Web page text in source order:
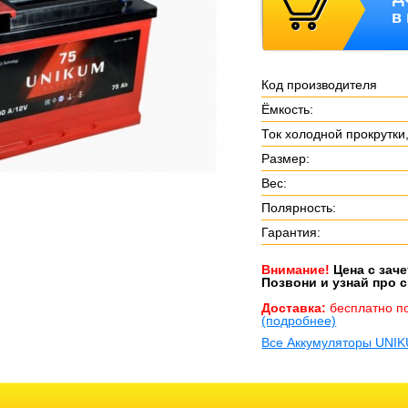
в
Код производителя
Ёмкость:
Ток холодной
Размер:
Вес:
Полярность:
Гарантия:
Внимание! Цена с
Позвони и узнай про
Доставка: бесплатно
(подробнее)
Все Аккумуляторы